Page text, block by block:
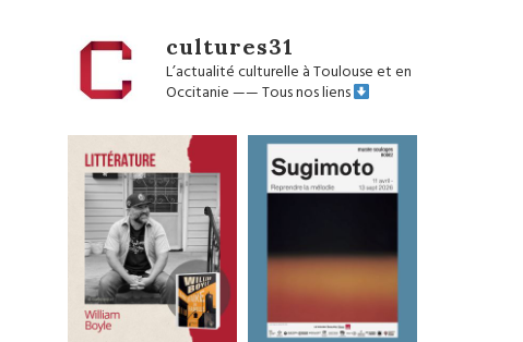
cultures31
L’actualité culturelle à Toulouse et en
Occitanie——Tous nos liens